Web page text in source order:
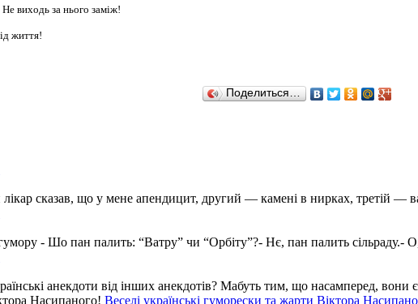
виходь за нього заміж!
життя!
Поделиться…
сказав, що у мене апендицит, другий — камені в нирках, третій —
гумору - Шо пан палить: “Ватру” чи “Орбіту”?- Нє, пан палить сільраду.-
анекдоти від інших анекдотів? Мабуть тим, що насамперед, вони
Веселі українські гуморески та жарти Віктора